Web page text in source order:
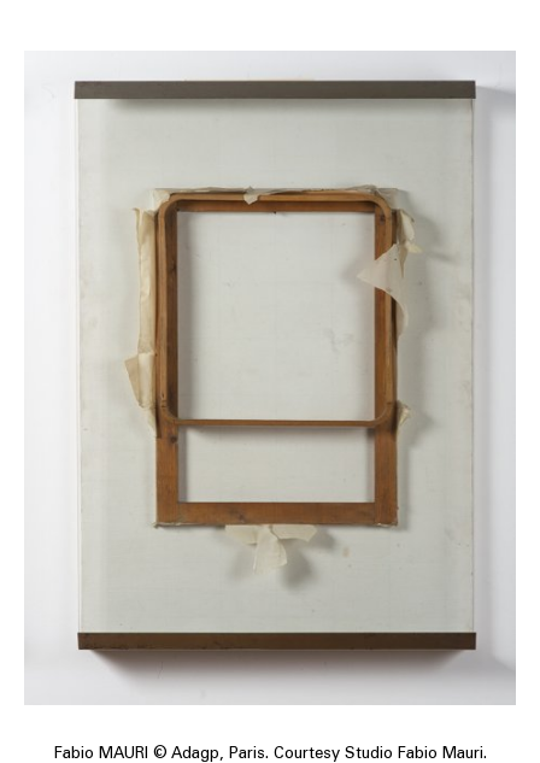
Fabio MAURI © Adagp, Paris. Courtesy Studio Fabio Mauri.